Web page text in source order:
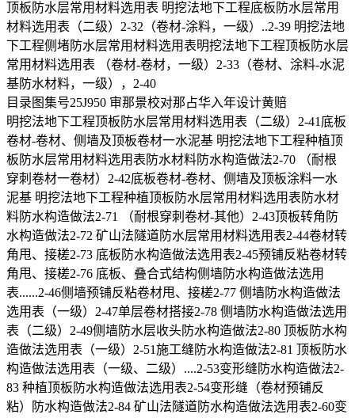
顶板防水层常用材料选用表 明挖法地下工程底板防水层常用
材料选用表（二级）2-32（卷材-涂料，一级）..2-39 明挖法地
下工程侧堵防水层常用材料选用表明挖法地下工程顶板防水层
常用材料选用表 （卷材-卷材，一级）2-33（卷材、涂料-水泥
基防水材料，一级），2-40
目录图集号25J950 审那景校对那占华入年设计黄赔
明挖法地下工程顶板防水层常用材料选用表（二级）2-41底板
卷材-卷材、侧墙及顶板卷材一水泥基 明挖法地下工程种植顶
板防水层常用材料选用表防水材料防水构造做法2-70 （耐根
穿刺卷材一卷材）2-42底板卷材-卷材、侧墙及顶板涂料一水
泥基 明挖法地下工程种植顶板防水层常用材料选用表防水材
料防水构造做法2-71 （耐根穿刺卷材-其他）2-43顶板转角防
水构造做法2-72 矿山法隧道防水层常用材料选用表2-44卷材转
角甩、接槎2-73 底板防水构造做法选用表2-45预铺反粘卷材转
角甩、接槎2-76 底板、叠合式结构侧墙防水构造做法选用
表......2-46侧墙预铺反粘卷材甩、接槎2-77 侧墙防水构造做法
选用表（一级）2-47单层卷材搭接2-78 侧墙防水构造做法选用
表（二级）2-49侧墙防水层收头防水构造做法2-80 顶板防水构
造做法选用表（一级）2-51施工缝防水构造做法2-81 顶板防水
构造做法选用表（一级、二级）....2-53变形缝防水构造做法2-
83 种植顶板防水构造做法选用表2-54变形缝（卷材预铺反
粘）防水构造做法2-84 矿山法隧道防水构造做法选用表2-60变